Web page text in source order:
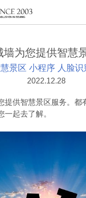
墙为您提供智慧
景区 小程序 人脸识
2022.12.28
供智慧景区服务。都
一起去了解。